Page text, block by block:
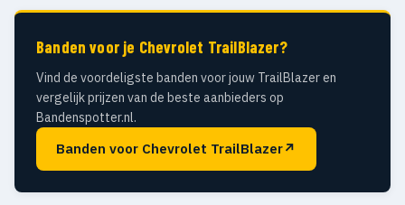
Banden voor je Chevrolet TrailBlazer?
Vind de voordeligste banden voor jouw TrailBlazer en
vergelijk prijzen van de beste aanbieders op
Bandenspotter.nl.
Banden voor Chevrolet TrailBlazer↗